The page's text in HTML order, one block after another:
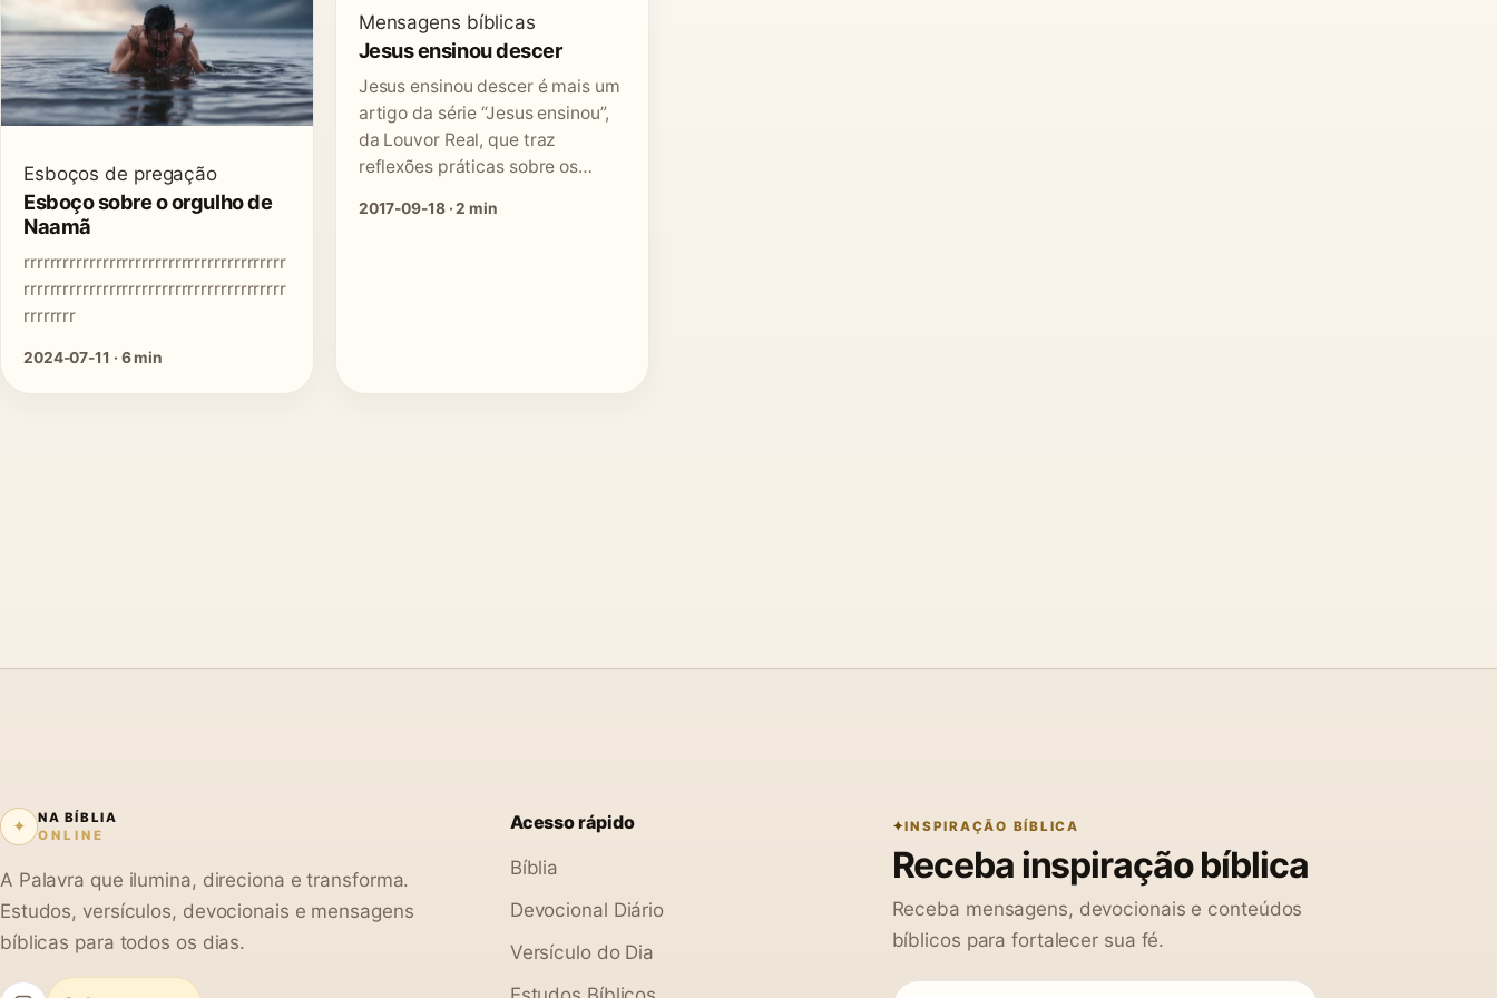
Esboços de pregação
Esboço sobre o orgulho de
Naamã
rrrrrrrrrrrrrrrrrrrrrrrrrrrrrrrrrrrrrrrr
rrrrrrrrrrrrrrrrrrrrrrrrrrrrrrrrrrrrrrrr
rrrrrrrr
2024-07-11 · 6 min
Mensagens bíblicas
Jesus ensinou descer
Jesus ensinou descer é mais um
artigo da série “Jesus ensinou”,
da Louvor Real, que traz
reflexões práticas sobre os…
2017-09-18 · 2 min
✦
NA BÍBLIA
ONLINE
A Palavra que ilumina, direciona e transforma.
Estudos, versículos, devocionais e mensagens
bíblicas para todos os dias.
Acesso rápido
Bíblia
Devocional Diário
Versículo do Dia
INSPIRAÇÃO BÍBLICA
Receba inspiração bíblica
Receba mensagens, devocionais e conteúdos
bíblicos para fortalecer sua fé.